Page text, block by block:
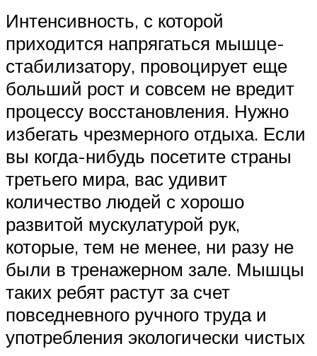
Интенсивность, с которой
приходится напрягаться мышце-
стабилизатору, провоцирует еще
больший рост и совсем не вредит
процессу восстановления. Нужно
избегать чрезмерного отдыха. Если
вы когда-нибудь посетите страны
третьего мира, вас удивит
количество людей с хорошо
развитой мускулатурой рук,
которые, тем не менее, ни разу не
были в тренажерном зале. Мышцы
таких ребят растут за счет
повседневного ручного труда и
употребления экологически чистых